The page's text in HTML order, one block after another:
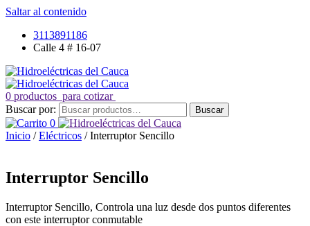
Saltar al contenido
3113891186
Calle 4 # 16-07
0 productos para cotizar
Buscar por:
Buscar
0
Inicio /Eléctricos / Interruptor Sencillo
Interruptor Sencillo
Interruptor Sencillo, Controla una luz desde dos puntos diferentes
con este interruptor conmutable